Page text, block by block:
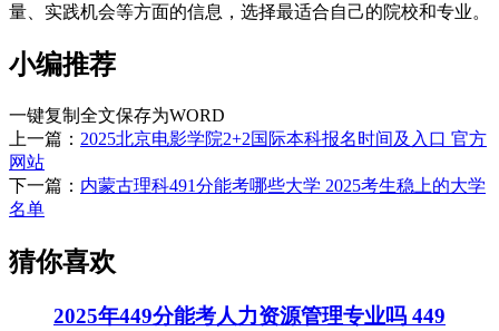
量、实践机会等方面的信息，选择最适合自己的院校和专业。
小编推荐
一键复制全文保存为WORD
上一篇： 2025北京电影学院2+2国际本科报名时间及入口 官方
网站
下一篇： 内蒙古理科491分能考哪些大学 2025考生稳上的大学
名单
猜你喜欢
2025年449分能考人力资源管理专业吗 449